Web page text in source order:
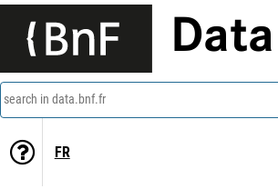
Data
search in data.bnf.fr
FR